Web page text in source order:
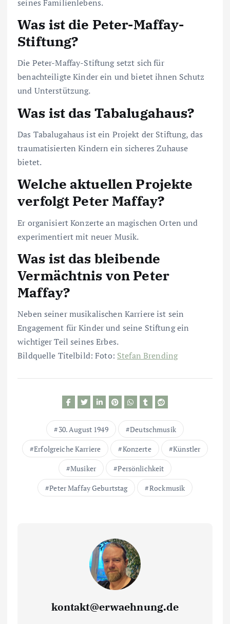
seines Familienlebens.
Was ist die Peter-Maffay-
Stiftung?
Die Peter-Maffay-Stiftung setzt sich für
benachteiligte Kinder ein und bietet ihnen Schutz
und Unterstützung.
Was ist das Tabalugahaus?
Das Tabalugahaus ist ein Projekt der Stiftung, das
traumatisierten Kindern ein sicheres Zuhause
bietet.
Welche aktuellen Projekte
verfolgt Peter Maffay?
Er organisiert Konzerte an magischen Orten und
experimentiert mit neuer Musik.
Was ist das bleibende
Vermächtnis von Peter
Maffay?
Neben seiner musikalischen Karriere ist sein
Engagement für Kinder und seine Stiftung ein
wichtiger Teil seines Erbes.
Bildquelle Titelbild: Foto: Stefan Brending
30. August 1949
Deutschmusik
Erfolgreiche Karriere
Konzerte
Künstler
Musiker
Persönlichkeit
Peter Maffay Geburtstag
Rockmusik
kontakt@erwaehnung.de